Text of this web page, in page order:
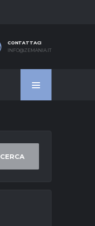
CONTATTACI
INFO@ZEMANIA.IT
CERCA